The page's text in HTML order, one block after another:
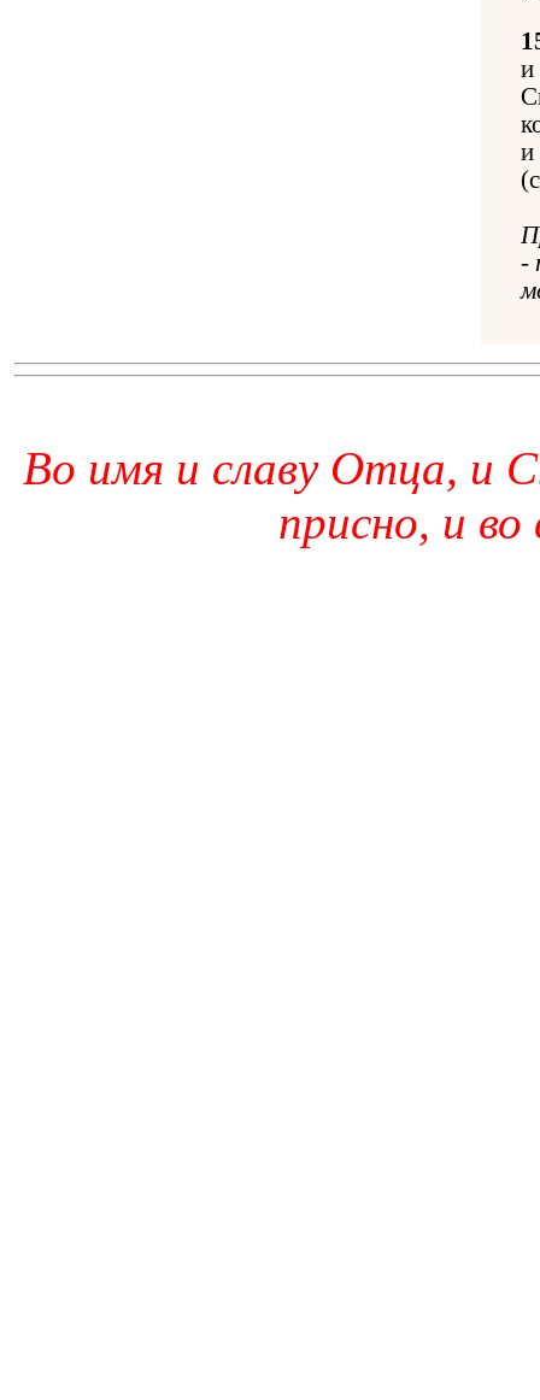
и
и
-
Во имя и славу Отца, и
присно, и во